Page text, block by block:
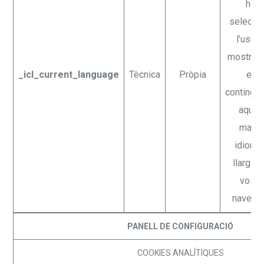
_icl_current_language Tècnica Pròpia
heu
els
idioma
llarg
PANELL DE CONFIGURACIÓ
COOKIES ANALÍTIQUES